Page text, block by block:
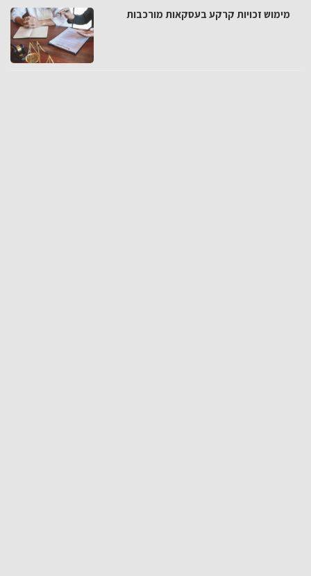
מימוש זכויות קרקע בעסקאות מורכבות